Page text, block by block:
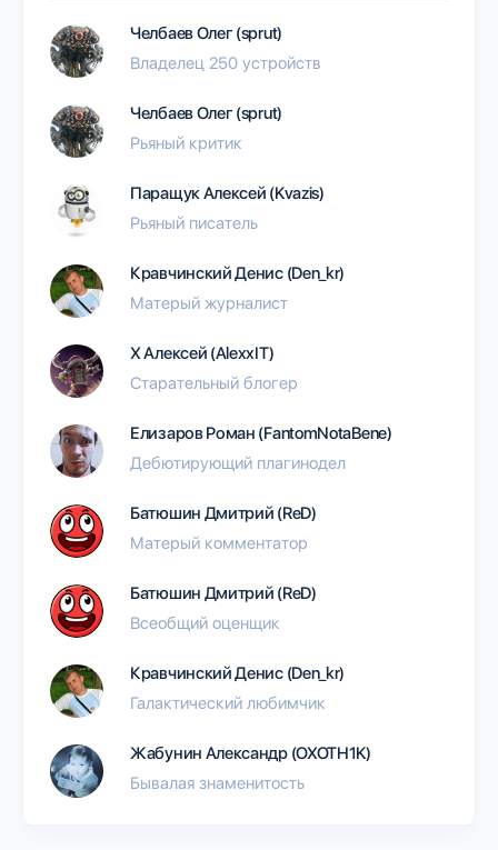
Челбаев Олег (sprut)
Владелец 250 устройств
Челбаев Олег (sprut)
Рьяный критик
Паращук Алексей (Kvazis)
Рьяный писатель
Кравчинский Денис (Den_kr)
Матерый журналист
Х Алексей (AlexxIT)
Старательный блогер
Елизаров Роман (FantomNotaBene)
Дебютирующий плагинодел
Батюшин Дмитрий (ReD)
Матерый комментатор
Батюшин Дмитрий (ReD)
Всеобщий оценщик
Кравчинский Денис (Den_kr)
Галактический любимчик
Жабунин Александр (OXOTH1K)
Бывалая знаменитость